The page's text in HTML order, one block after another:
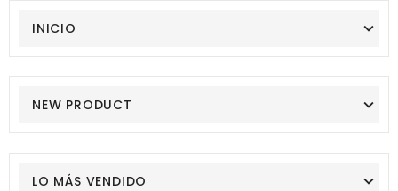
INICIO
NEW PRODUCT
LO MÁS VENDIDO